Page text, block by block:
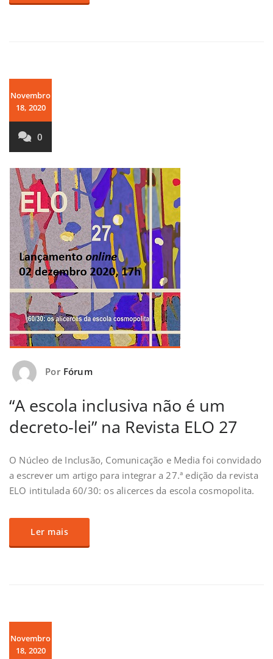
Novembro
18, 2020
0
Por Fórum
“A escola inclusiva não é um
decreto-lei” na Revista ELO 27
O Núcleo de Inclusão, Comunicação e Media foi convidado
a escrever um artigo para integrar a 27.ª edição da revista
ELO intitulada 60/30: os alicerces da escola cosmopolita.
Ler mais
Novembro
18, 2020